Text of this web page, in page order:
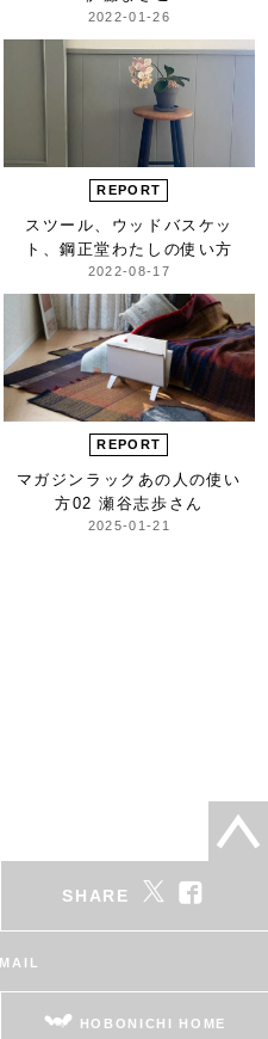
2022-01-26
REPORT
スツール、ウッドバスケッ
ト、鋼正堂 わたしの使い方
2022-08-17
REPORT
マガジンラック あの人の使い
方02 瀬谷志歩さん
2025-01-21
SHARE
MAIL
HOBONICHI HOME